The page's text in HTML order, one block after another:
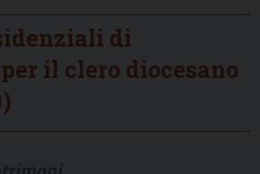
di
il clero diocesano